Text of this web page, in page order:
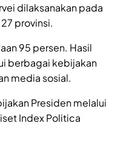
dilaksanakan pada
provinsi.
95 persen. Hasil
berbagai kebijakan
media sosial.
Presiden melalui
Index Politica